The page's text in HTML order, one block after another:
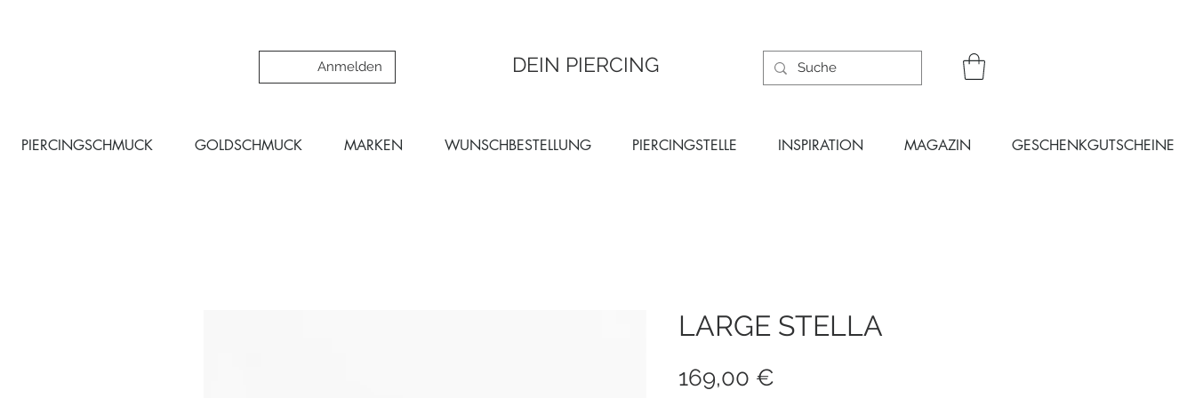
Anmelden DEIN PIERCING
PIERCINGSCHMUCK GOLDSCHMUCK MARKEN WUNSCHBESTELLUNG PIERCINGSTELLE INSPIRATION MAGAZIN GESCHENKGUTSCHEINE
LARGE STELLA
169,00 €